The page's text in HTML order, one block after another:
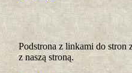
Podstrona z linkami do stron
z naszą stroną.